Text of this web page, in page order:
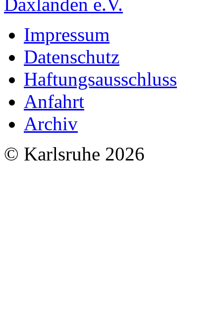
Impressum
Datenschutz
Haftungsausschluss
Anfahrt
Archiv
© Karlsruhe 2026